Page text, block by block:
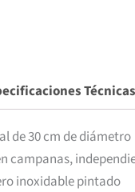
Técnicas
de 30 cm de diámetro
campanas,
inoxidable pintado